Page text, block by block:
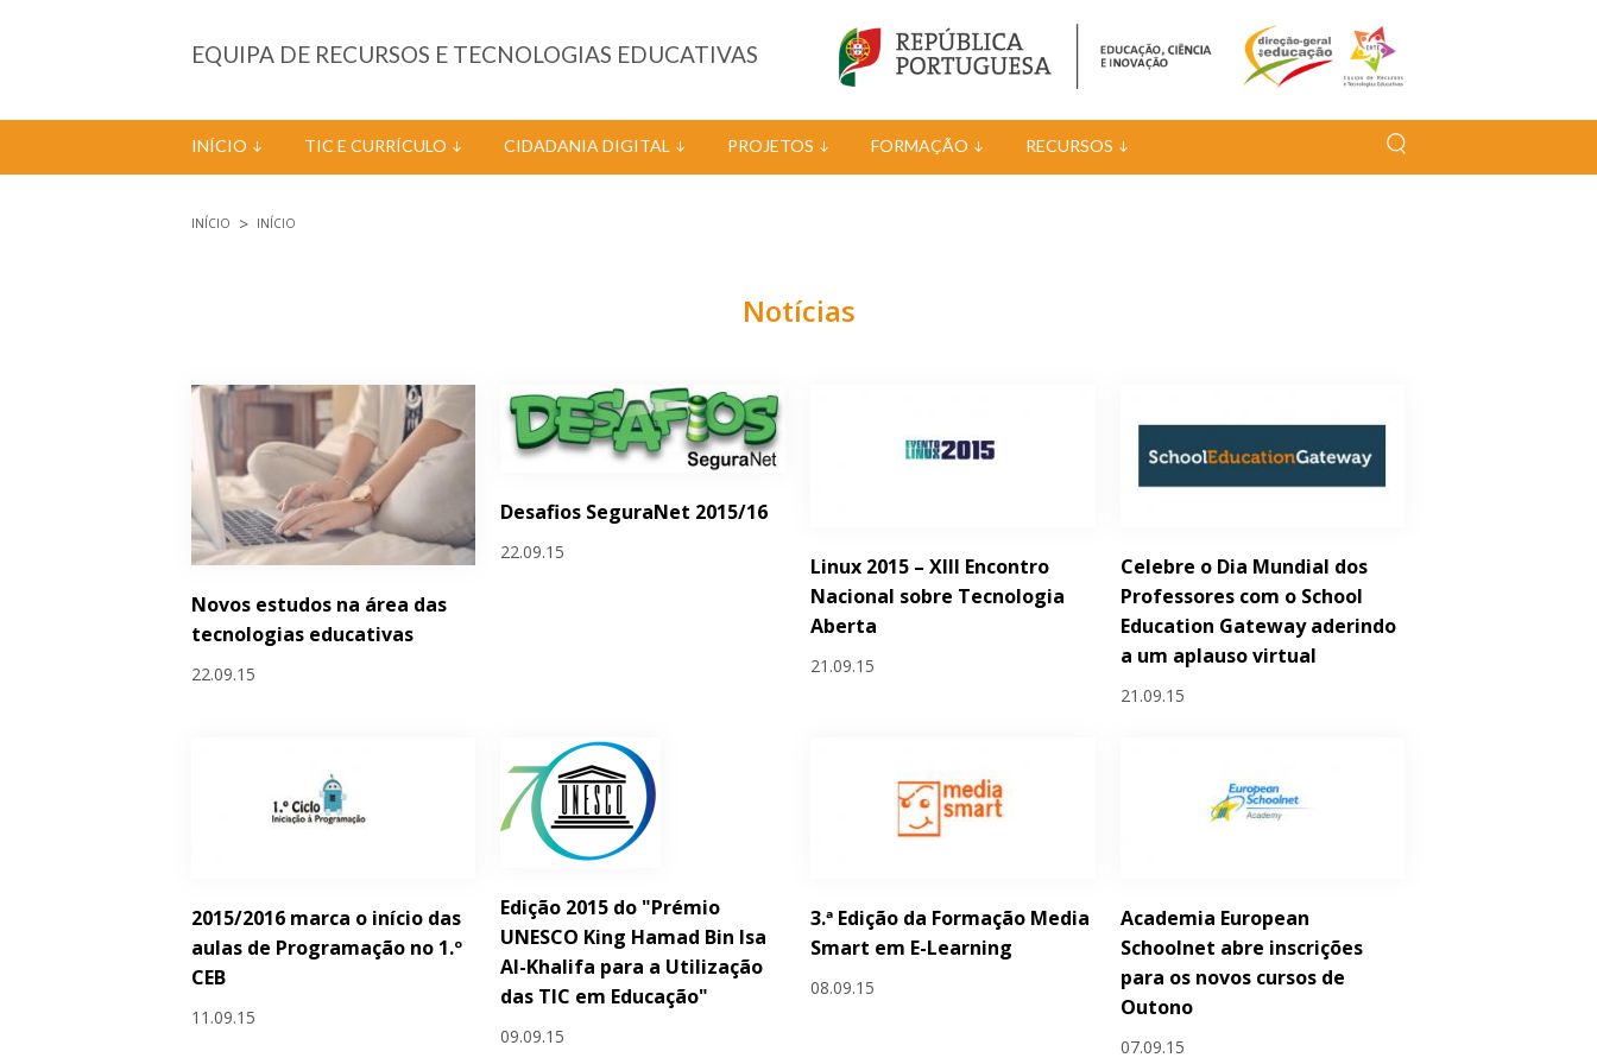
EQUIPA DE RECURSOS E TECNOLOGIAS EDUCATIVAS
INÍCIO TIC E CURRÍCULO CIDADANIA DIGITAL PROJETOS FORMAÇÃO RECURSOS
INÍCIO INÍCIO
Notícias
Novos estudos na área das
tecnologias educativas
22.09.15
Desafios SeguraNet 2015/16
22.09.15
Linux 2015 – XIII Encontro
Nacional sobre Tecnologia
Aberta
21.09.15
Celebre o Dia Mundial dos
Professores com o School
Education Gateway aderindo
a um aplauso virtual
21.09.15
2015/2016 marca o início das
aulas de Programação no 1.º
CEB
11.09.15
Edição 2015 do "Prémio
UNESCO King Hamad Bin Isa
Al-Khalifa para a Utilização
das TIC em Educação"
09.09.15
3.ª Edição da Formação Media
Smart em E-Learning
08.09.15
Academia European
Schoolnet abre inscrições
para os novos cursos de
Outono
07.09.15
Páginas